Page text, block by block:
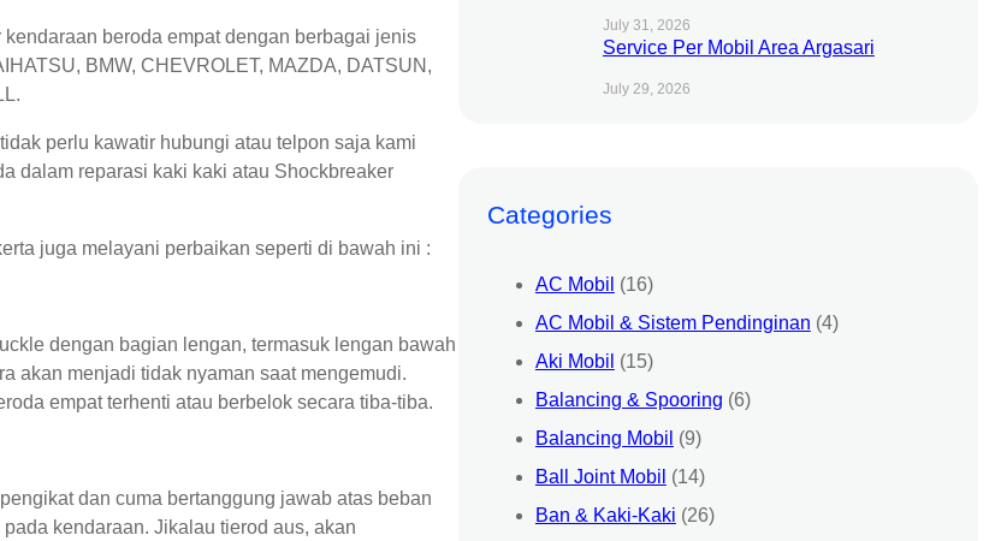
beroda empat dengan berbagai jenis
BMW, CHEVROLET, MAZDA, DATSUN,
perlu kawatir hubungi atau telpon saja kami
dalam reparasi kaki kaki atau Shockbreaker
juga melayani perbaikan seperti di bawah ini :
dengan bagian lengan, termasuk lengan bawah
akan menjadi tidak nyaman saat mengemudi.
empat terhenti atau berbelok secara tiba-tiba.
dan cuma bertanggung jawab atas beban
kendaraan. Jikalau tierod aus, akan
July 31, 2026
Service Per Mobil Area Argasari
July 29, 2026
Categories
AC Mobil (16)
AC Mobil & Sistem Pendinginan (4)
Aki Mobil (15)
Balancing & Spooring (6)
Balancing Mobil (9)
Ball Joint Mobil (14)
Ban & Kaki-Kaki (26)